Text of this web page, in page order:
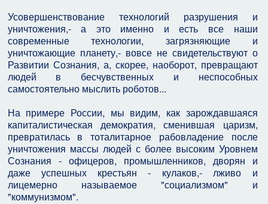
Усовершенствование технологий разрушения и
уничтожения,- а это именно и есть все наши
современные технологии, загрязняющие и
уничтожающие планету,- вовсе не свидетельствуют о
Развитии Сознания, а, скорее, наоборот, превращают
людей в бесчувственных и неспособных
самостоятельно мыслить роботов...
На примере России, мы видим, как зарождавшаяся
капиталистическая демократия, сменившая царизм,
превратилась в тоталитарное рабовладение после
уничтожения массы людей с более высоким Уровнем
Сознания - офицеров, промышленников, дворян и
даже успешных крестьян - кулаков,- лживо и
лицемерно называемое "социализмом" и
"коммунизмом".